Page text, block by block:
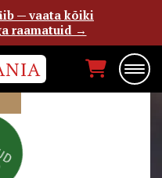
— vaata kõiki
raamatuid →